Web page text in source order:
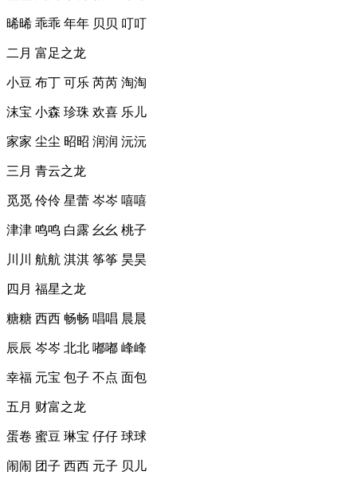
晞晞 乖乖 年年 贝贝 叮叮
二月 富足之龙
小豆 布丁 可乐 芮芮 淘淘
沫宝 小森 珍珠 欢喜 乐儿
家家 尘尘 昭昭 润润 沅沅
三月 青云之龙
觅觅 伶伶 星蕾 岑岑 嘻嘻
津津 鸣鸣 白露 幺幺 桃子
川川 航航 淇淇 筝筝 昊昊
四月 福星之龙
糖糖 西西 畅畅 唱唱 晨晨
辰辰 岑岑 北北 嘟嘟 峰峰
幸福 元宝 包子 不点 面包
五月 财富之龙
蛋卷 蜜豆 琳宝 仔仔 球球
闹闹 团子 西西 元子 贝儿